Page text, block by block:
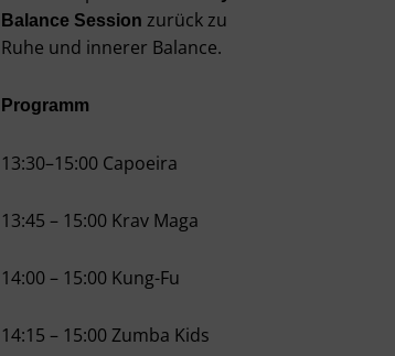
Balance Session zurück zu
Ruhe und innerer Balance.
Programm
13:30–15:00 Capoeira
13:45 – 15:00 Krav Maga
14:00 – 15:00 Kung-Fu
14:15 – 15:00 Zumba Kids